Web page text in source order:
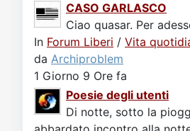
CASO GARLASCO
Ciao quasar. Per
In Forum Liberi / Vita
da Archiproblem
1 Giorno 9 Ore fa
Poesie degli utenti
Di notte, sotto la